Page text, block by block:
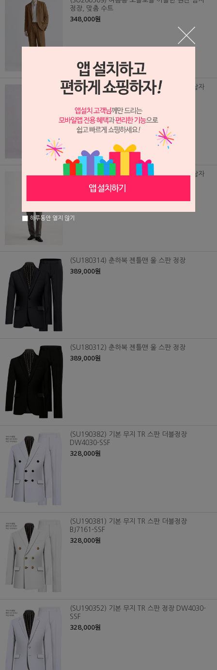
정장, 맞춤 수트
348,000원
(SU260510) 여름용 오돌토돌 까슬한 원단 남자
정장, 맞춤 수트
348,000원
(SU260511) 여름용 오돌토돌 까슬한 원단 남자
348,000원
(SU180314) 춘하복 젠틀맨 울 스판 정장
389,000원
(SU180312) 춘하복 젠틀맨 울 스판 정장
389,000원
(SU190382) 기본 무지 TR 스판 더블정장
DW4030-SSF
328,000원
(SU190381) 기본 무지 TR 스판 더블정장
BJ7161-SSF
328,000원
(SU190352) 기본 무지 TR 스판 정장 DW4030-
SSF
328,000원
하루동안 열지 않기